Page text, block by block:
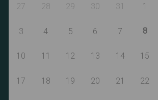
27 28 29 30 31 1
3 4 5 6 7 8
10 11 12 13 14 15
17 18 19 20 21 22